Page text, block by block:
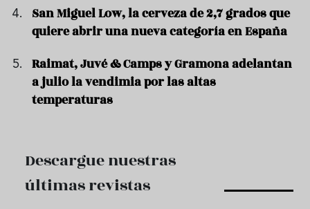
San Miguel Low, la cerveza de 2,7 grados que
quiere abrir una nueva categoría en España
Raimat, Juvé & Camps y Gramona adelantan
a julio la vendimia por las altas
temperaturas
Descargue nuestras
últimas revistas